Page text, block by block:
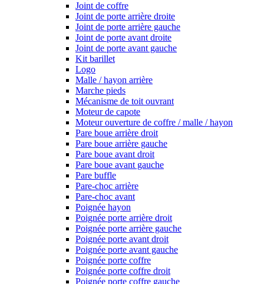
Joint de coffre
Joint de porte arrière droite
Joint de porte arrière gauche
Joint de porte avant droite
Joint de porte avant gauche
Kit barillet
Logo
Malle / hayon arrière
Marche pieds
Mécanisme de toit ouvrant
Moteur de capote
Moteur ouverture de coffre / malle / hayon
Pare boue arrière droit
Pare boue arrière gauche
Pare boue avant droit
Pare boue avant gauche
Pare buffle
Pare-choc arrière
Pare-choc avant
Poignée hayon
Poignée porte arrière droit
Poignée porte arrière gauche
Poignée porte avant droit
Poignée porte avant gauche
Poignée porte coffre
Poignée porte coffre droit
Poignée porte coffre gauche